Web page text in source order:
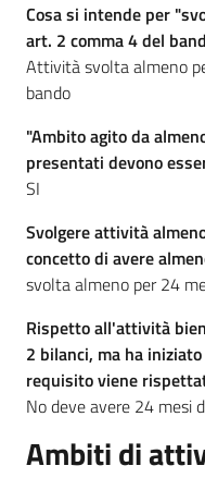
Cosa si intende per
art. 2 comma 4 del
Attività svolta almeno
bando
"Ambito agito da
presentati devono
SI
Svolgere attività
concetto di avere
svolta almeno per 24
Rispetto all'attività
2 bilanci, ma ha
requisito viene
No deve avere 24 mesi
Ambiti di